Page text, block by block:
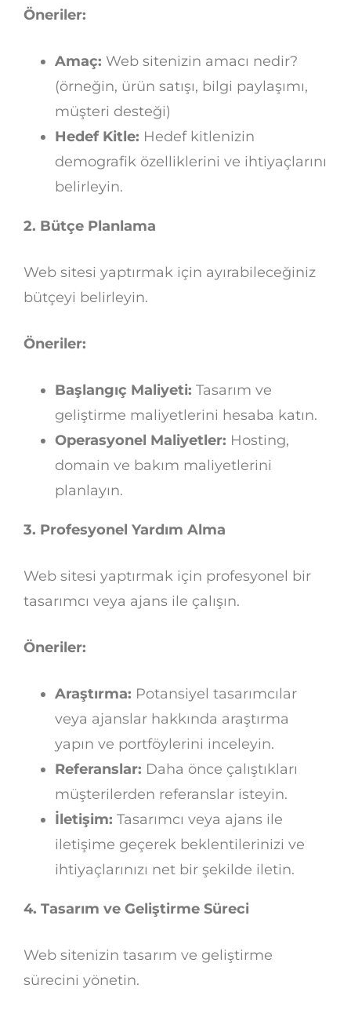
Öneriler:
Amaç: Web sitenizin amacı nedir?
(örneğin, ürün satışı, bilgi paylaşımı,
müşteri desteği)
Hedef Kitle: Hedef kitlenizin
demografik özelliklerini ve ihtiyaçlarını
belirleyin.
2. Bütçe Planlama
Web sitesi yaptırmak için ayırabileceğiniz
bütçeyi belirleyin.
Öneriler:
Başlangıç Maliyeti: Tasarım ve
geliştirme maliyetlerini hesaba katın.
Operasyonel Maliyetler: Hosting,
domain ve bakım maliyetlerini
planlayın.
3. Profesyonel Yardım Alma
Web sitesi yaptırmak için profesyonel bir
tasarımcı veya ajans ile çalışın.
Öneriler:
Araştırma: Potansiyel tasarımcılar
veya ajanslar hakkında araştırma
yapın ve portföylerini inceleyin.
Referanslar: Daha önce çalıştıkları
müşterilerden referanslar isteyin.
İletişim: Tasarımcı veya ajans ile
iletişime geçerek beklentilerinizi ve
ihtiyaçlarınızı net bir şekilde iletin.
4. Tasarım ve Geliştirme Süreci
Web sitenizin tasarım ve geliştirme
sürecini yönetin.